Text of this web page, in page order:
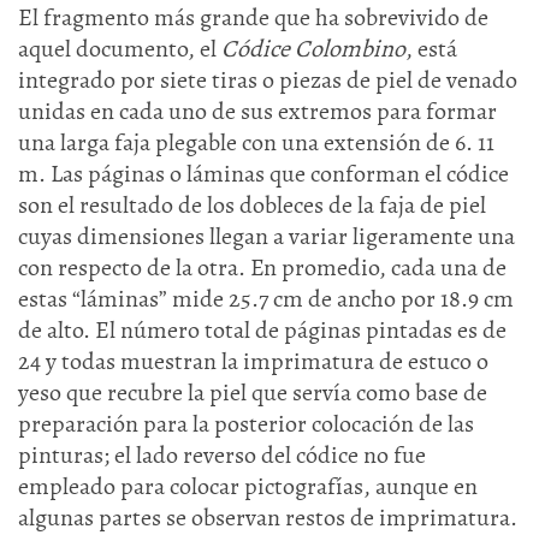
El fragmento más grande que ha sobrevivido de
aquel documento, el Códice Colombino, está
integrado por siete tiras o piezas de piel de venado
unidas en cada uno de sus extremos para formar
una larga faja plegable con una extensión de 6. 11
m. Las páginas o láminas que conforman el códice
son el resultado de los dobleces de la faja de piel
cuyas dimensiones llegan a variar ligeramente una
con respecto de la otra. En promedio, cada una de
estas “láminas” mide 25.7 cm de ancho por 18.9 cm
de alto. El número total de páginas pintadas es de
24 y todas muestran la imprimatura de estuco o
yeso que recubre la piel que servía como base de
preparación para la posterior colocación de las
pinturas; el lado reverso del códice no fue
empleado para colocar pictografías, aunque en
algunas partes se observan restos de imprimatura.